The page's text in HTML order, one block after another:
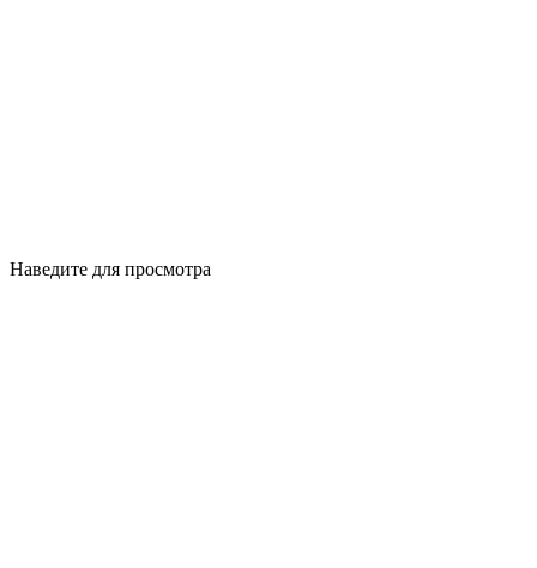
Наведите для просмотра